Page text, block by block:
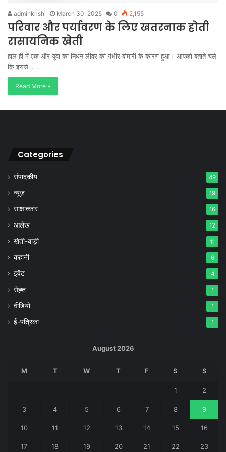
adminkrishi March 30, 2025 0 2,155
परिवार और पर्यावरण के लिए खतरनाक होती
रासायनिक खेती
हाल ही में एक और युवा का निधन लीवर की गंभीर बीमारी के कारण हुआ। आपको बताते चले
कि इससे…
Read More »
Categories
संपादकीय 49
न्यूज़ 19
साक्षात्कार 16
आलेख 12
खेती-बाड़ी 11
कहानी 6
इवेंट 4
सेह्त 1
वीडियो 1
ई-पत्रिका 1
August 2026
M T W T F S S
1 2
3 4 5 6 7 8 9
10 11 12 13 14 15 16
17 18 19 20 21 22 23